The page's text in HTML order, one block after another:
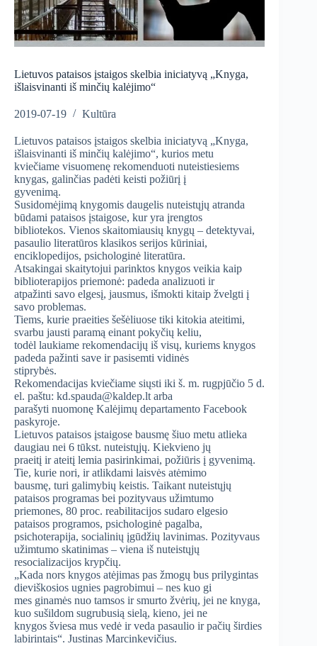
Lietuvos pataisos įstaigos skelbia iniciatyvą „Knyga,
išlaisvinanti iš minčių kalėjimo“
2019-07-19 Kultūra
Lietuvos pataisos įstaigos skelbia iniciatyvą „Knyga,
išlaisvinanti iš minčių kalėjimo“, kurios metu
kviečiame visuomenę rekomenduoti nuteistiesiems
knygas, galinčias padėti keisti požiūrį į
gyvenimą.
Susidomėjimą knygomis daugelis nuteistųjų atranda
būdami pataisos įstaigose, kur yra įrengtos
bibliotekos. Vienos skaitomiausių knygų – detektyvai,
pasaulio literatūros klasikos serijos kūriniai,
enciklopedijos, psichologinė literatūra.
Atsakingai skaitytojui parinktos knygos veikia kaip
biblioterapijos priemonė: padeda analizuoti ir
atpažinti savo elgesį, jausmus, išmokti kitaip žvelgti į
savo problemas.
Tiems, kurie praeities šešėliuose tiki kitokia ateitimi,
svarbu jausti paramą einant pokyčių keliu,
todėl laukiame rekomendacijų iš visų, kuriems knygos
padeda pažinti save ir pasisemti vidinės
stiprybės.
Rekomendacijas kviečiame siųsti iki š. m. rugpjūčio 5 d.
el. paštu: kd.spauda@kaldep.lt arba
parašyti nuomonę Kalėjimų departamento Facebook
paskyroje.
Lietuvos pataisos įstaigose bausmę šiuo metu atlieka
daugiau nei 6 tūkst. nuteistųjų. Kiekvieno jų
praeitį ir ateitį lemia pasirinkimai, požiūris į gyvenimą.
Tie, kurie nori, ir atlikdami laisvės atėmimo
bausmę, turi galimybių keistis. Taikant nuteistųjų
pataisos programas bei pozityvaus užimtumo
priemones, 80 proc. reabilitacijos sudaro elgesio
pataisos programos, psichologinė pagalba,
psichoterapija, socialinių įgūdžių lavinimas. Pozityvaus
užimtumo skatinimas – viena iš nuteistųjų
resocializacijos krypčių.
„Kada nors knygos atėjimas pas žmogų bus prilygintas
dieviškosios ugnies pagrobimui – nes kuo gi
mes ginamės nuo tamsos ir smurto žvėrių, jei ne knyga,
kuo sušildom sugrubusią sielą, kieno, jei ne
knygos šviesa mus vedė ir veda pasaulio ir pačių širdies
labirintais“. Justinas Marcinkevičius.